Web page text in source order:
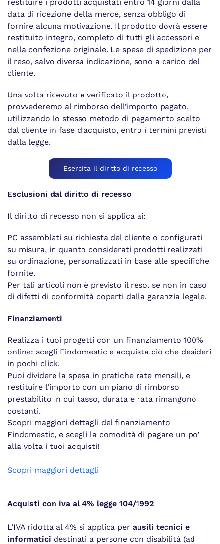
restituire i prodotti acquistati entro 14 giorni dalla
data di ricezione della merce, senza obbligo di
fornire alcuna motivazione. Il prodotto dovrà essere
restituito integro, completo di tutti gli accessori e
nella confezione originale. Le spese di spedizione per
il reso, salvo diversa indicazione, sono a carico del
cliente.
Una volta ricevuto e verificato il prodotto,
provvederemo al rimborso dell’importo pagato,
utilizzando lo stesso metodo di pagamento scelto
dal cliente in fase d’acquisto, entro i termini previsti
dalla legge.
Esercita il diritto di recesso
Esclusioni dal diritto di recesso
Il diritto di recesso non si applica ai:
PC assemblati su richiesta del cliente o configurati
su misura, in quanto considerati prodotti realizzati
su ordinazione, personalizzati in base alle specifiche
fornite.
Per tali articoli non è previsto il reso, se non in caso
di difetti di conformità coperti dalla garanzia legale.
Finanziamenti
Realizza i tuoi progetti con un finanziamento 100%
online: scegli Findomestic e acquista ciò che desideri
in pochi click.
Puoi dividere la spesa in pratiche rate mensili, e
restituire l’importo con un piano di rimborso
prestabilito in cui tasso, durata e rata rimangono
costanti.
Scopri maggiori dettagli del finanziamento
Findomestic, e scegli la comodità di pagare un po’
alla volta i tuoi acquisti!
Scopri maggiori dettagli
Acquisti con iva al 4% legge 104/1992
L’IVA ridotta al 4% si applica per ausili tecnici e
informatici destinati a persone con disabilità (ad